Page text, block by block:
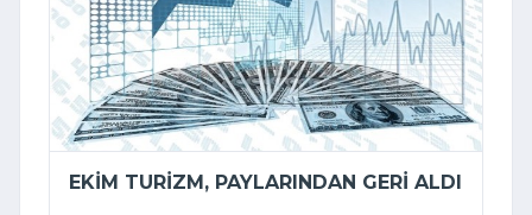
EKIM TURIZM, PAYLARINDAN GERI ALDI